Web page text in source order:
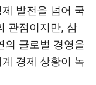
발전을 넘어 국
관점이지만, 삼
의 글로벌 경영을
경제 상황이 녹